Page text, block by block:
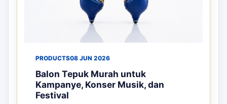
PRODUCTS08 JUN 2026
Balon Tepuk Murah untuk
Kampanye, Konser Musik, dan
Festival